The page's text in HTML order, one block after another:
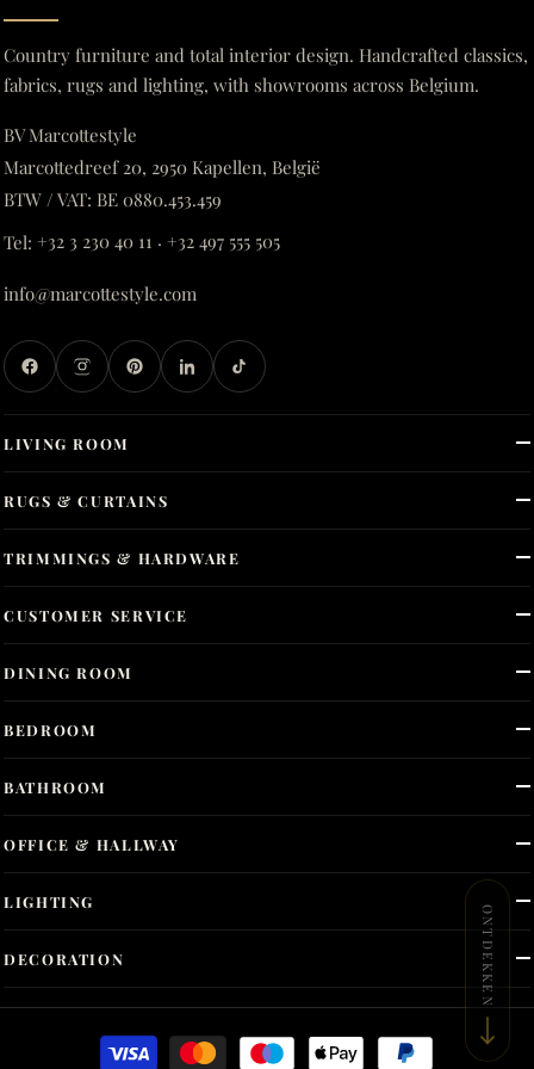
Country furniture and total interior design. Handcrafted classics,
fabrics, rugs and lighting, with showrooms across Belgium.
BV Marcottestyle
Marcottedreef 20, 2950 Kapellen, België
BTW / VAT: BE 0880.453.459
Tel: +32 3 230 40 11 · +32 497 555 505
info@marcottestyle.com
LIVING ROOM
DINING ROOM
BEDROOM
BATHROOM
OFFICE & HALLWAY
LIGHTING
DECORATION
RUGS & CURTAINS
TRIMMINGS & HARDWARE
CUSTOMER SERVICE
ONTDEKKEN